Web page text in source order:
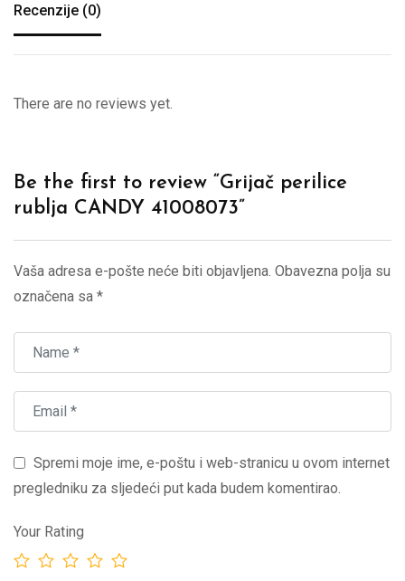
Recenzije (0)
There are no reviews yet.
Be the first to review “Grijač perilice
rublja CANDY 41008073”
Vaša adresa e-pošte neće biti objavljena. Obavezna polja su
označena sa *
Spremi moje ime, e-poštu i web-stranicu u ovom internet
pregledniku za sljedeći put kada budem komentirao.
Your Rating